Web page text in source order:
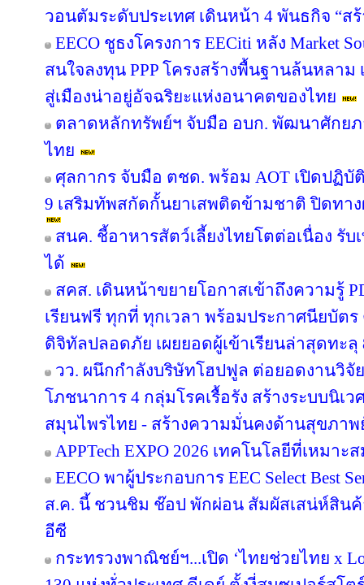
วอนตัมระดับประเทศ เดินหน้า 4 พันธกิจ “สร้
EECO ชูธงโครงการ EECiti หลัง Market
สนใจลงทุน PPP โครงสร้างพื้นฐานล้นหลา
สู่เมืองน่าอยู่อัจฉริยะแห่งอนาคตของไทย
ตลาดหลักทรัพย์ฯ จับมือ อบก. พัฒนาศักย
ไทย
ศุลกากร จับมือ ตชด. พร้อม AOT เปิดปฏิบัติ
9 เสริมทัพสกัดกั้นยาเสพติดข้ามชาติ ปิดท
สนค. ชี้อาหารสัตว์เลี้ยงไทยโตต่อเนื่อง รั
ได้
สคส. เดินหน้าขยายโอกาสเข้าถึงความรู้
เรียนฟรี ทุกที่ ทุกเวลา พร้อมประกาศนียบั
ดิจิทัลปลอดภัย เผยยอดผู้เข้าเรียนล่าสุดทะ
วว. ผนึกกำลังบริษัทโฮปฟูล ต่อยอดงานวิ
โภชนาการ 4 กลุ่มโรคเรื้อรัง สร้างระบบนิเ
สมุนไพรไทย - สร้างความมั่นคงด้านสุขภาพ
APPTech EXPO 2026 เทคโนโลยีที่เหมา
EECO พาผู้ประกอบการ EEC Select Best
ส.ค. นี้ ชวนชิม ช๊อป พักผ่อน สัมผัสเสน่ห์สิน
อีซี
กระทรวงพาณิชย์ฯ...เปิด ‘ไทยช่วยไทย x